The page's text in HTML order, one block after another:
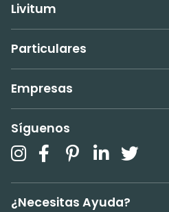
Livitum
Particulares
Empresas
Síguenos
¿Necesitas Ayuda?